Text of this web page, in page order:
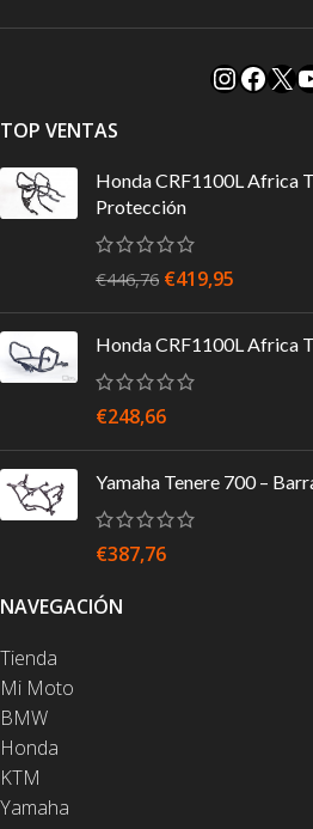
TOP VENTAS
Honda CRF1100L Africa
Protección
€446,76 €419,95
Honda CRF1100L Africa
€248,66
Yamaha Tenere 700 –
€387,76
NAVEGACIÓN
Tienda
Mi Moto
BMW
Honda
KTM
Yamaha